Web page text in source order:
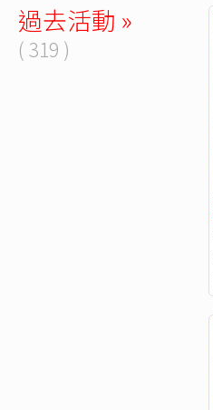
過去活動 »
( 319 )